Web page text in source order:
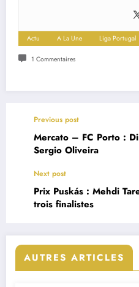
Actu A La Une Liga Portugal
1 Commentaires
Previous post
Mercato – FC Porto :
Sergio Oliveira
Next post
Prix Puskás : Mehdi
trois finalistes
AUTRES ARTICLES